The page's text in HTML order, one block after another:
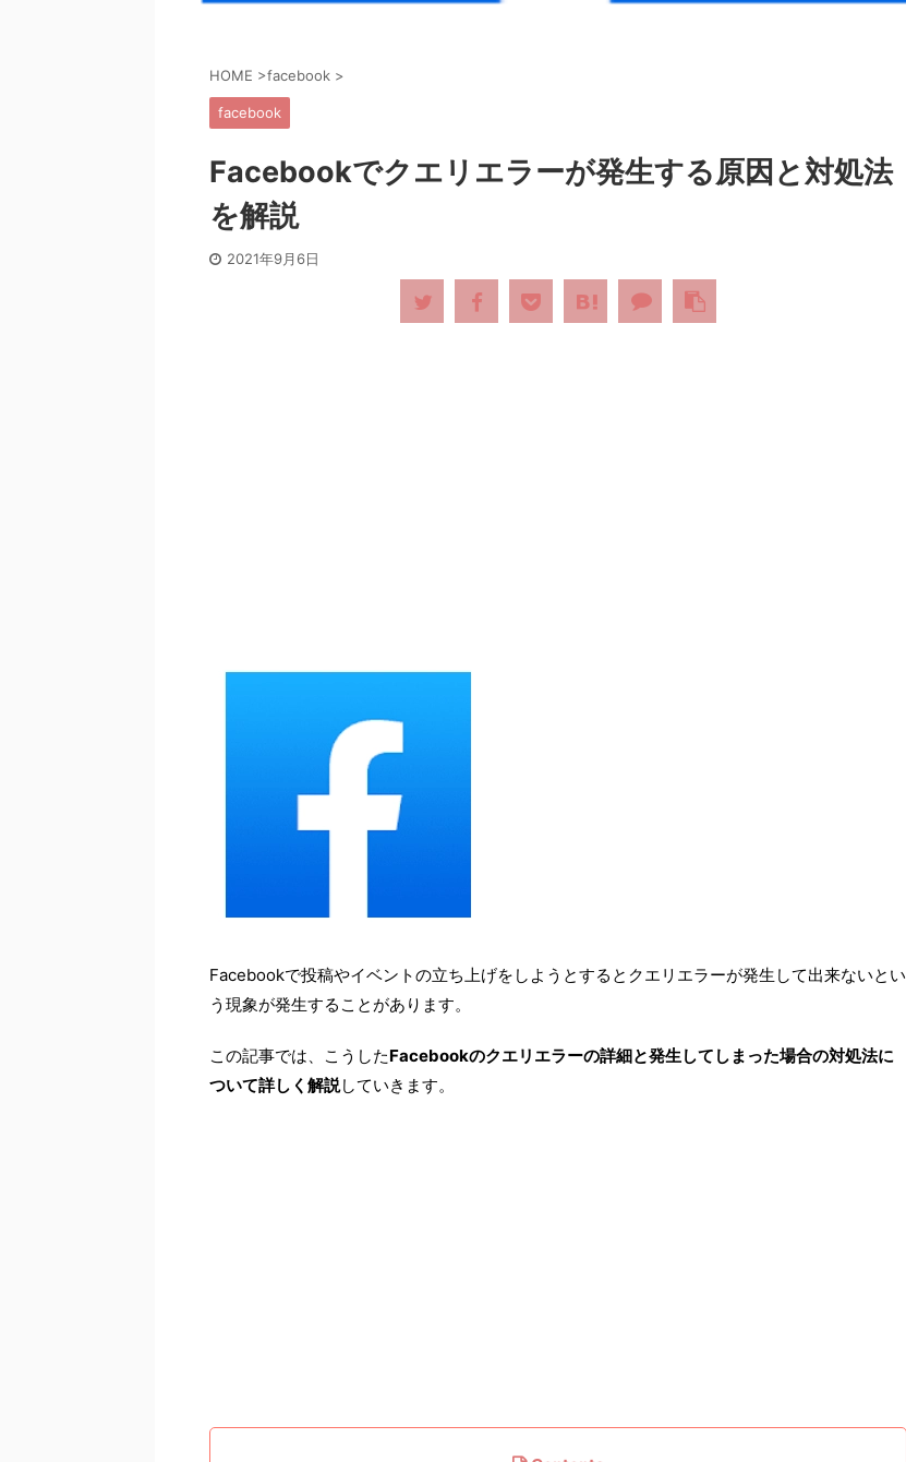
HOME >facebook >
facebook
Facebookでクエリエラーが発生する原因と対処法
を解説
2021年9月6日
Facebookで投稿やイベントの立ち上げをしようとするとクエリエラーが発生して出来ないとい
う現象が発生することがあります。
この記事では、こうしたFacebookのクエリエラーの詳細と発生してしまった場合の対処法に
ついて詳しく解説していきます。